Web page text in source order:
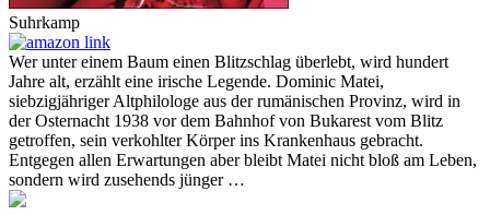
Suhrkamp
Wer unter einem Baum einen Blitzschlag überlebt, wird hundert
Jahre alt, erzählt eine irische Legende. Dominic Matei,
siebzigjähriger Altphilologe aus der rumänischen Provinz, wird in
der Osternacht 1938 vor dem Bahnhof von Bukarest vom Blitz
getroffen, sein verkohlter Körper ins Krankenhaus gebracht.
Entgegen allen Erwartungen aber bleibt Matei nicht bloß am Leben,
sondern wird zusehends jünger …